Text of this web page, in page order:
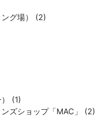
グ場） (2)
(1)
ズショップ「MAC」 (2)